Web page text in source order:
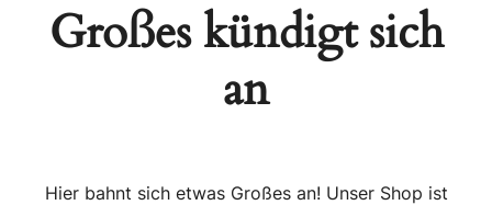
Großes kündigt sich
an
Hier bahnt sich etwas Großes an! Unser Shop ist